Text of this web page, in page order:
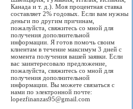
Канада и т. д.). Моя процентная ставка
составляет 2% годовых. Если вам нужны
деньги по другим причинам,
пожалуйста, свяжитесь со мной для
получения дополнительной
информации. Я готов помочь своим
клиентам в течение максимум 3 дней с
момента получения вашей заявки. Если
вас заинтересовало предложение,
пожалуйста, свяжитесь со мной для
получения дополнительной
информации. Вы можете связаться с
нами по электронной почте:
lopezfinanzas95@gmail.com